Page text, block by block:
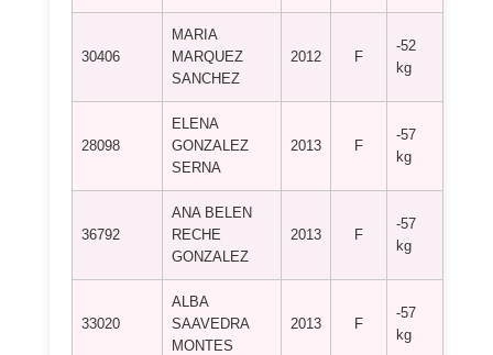
30406
MARIA
MARQUEZ
SANCHEZ
2012 F
-52
kg
28098
ELENA
GONZALEZ
SERNA
2013 F
-57
kg
36792
ANA BELEN
RECHE
GONZALEZ
2013 F
-57
kg
33020
ALBA
SAAVEDRA
MONTES
2013 F
-57
kg